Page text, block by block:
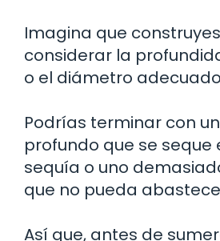
Imagina que
considerar la
o el diámetro
Podrías terminar con
profundo que se seque
sequía o uno
que no pueda
Así que, antes de